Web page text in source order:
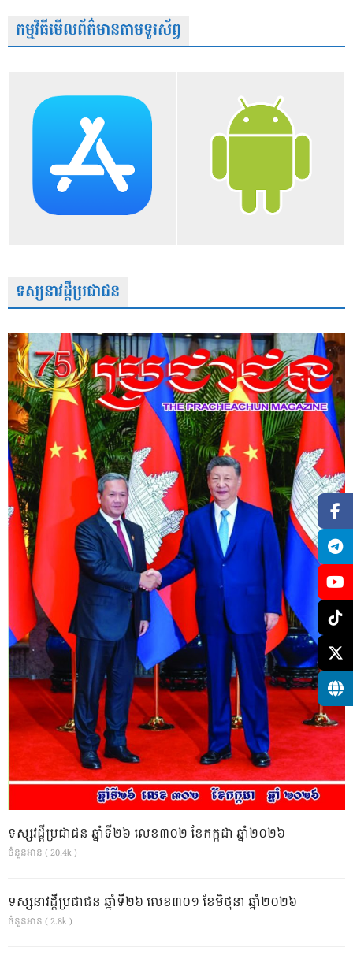
កម្មវិធីមើលព័ត៌មានតាមទូរស័ព្វ
ទស្សនាវដ្តីប្រជាជន
ទស្សវដ្តីប្រជាជន ឆ្នាំទី២៦ លេខ៣០២ ខែកក្កដា ឆ្នាំ២០២៦
ចំនួនអាន ( 20.4k )
ទស្សនាវដ្ដីប្រជាជន ឆ្នាំទី២៦ លេខ៣០១ ខែមិថុនា ឆ្នាំ២០២៦
ចំនួនអាន ( 2.8k )